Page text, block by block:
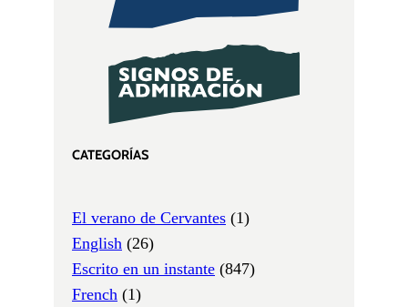
CATEGORÍAS
El verano de Cervantes (1)
English (26)
Escrito en un instante (847)
French (1)